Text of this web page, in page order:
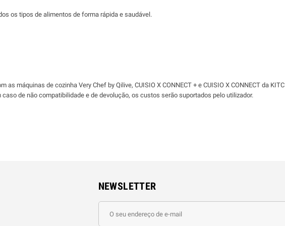
os tipos de alimentos de forma rápida e saudável.
máquinas de cozinha Very Chef by Qilive, CUISIO X CONNECT + e CUISIO X CONNECT da
de não compatibilidade e de devolução, os custos serão suportados pelo utilizador.
NEWSLETTER